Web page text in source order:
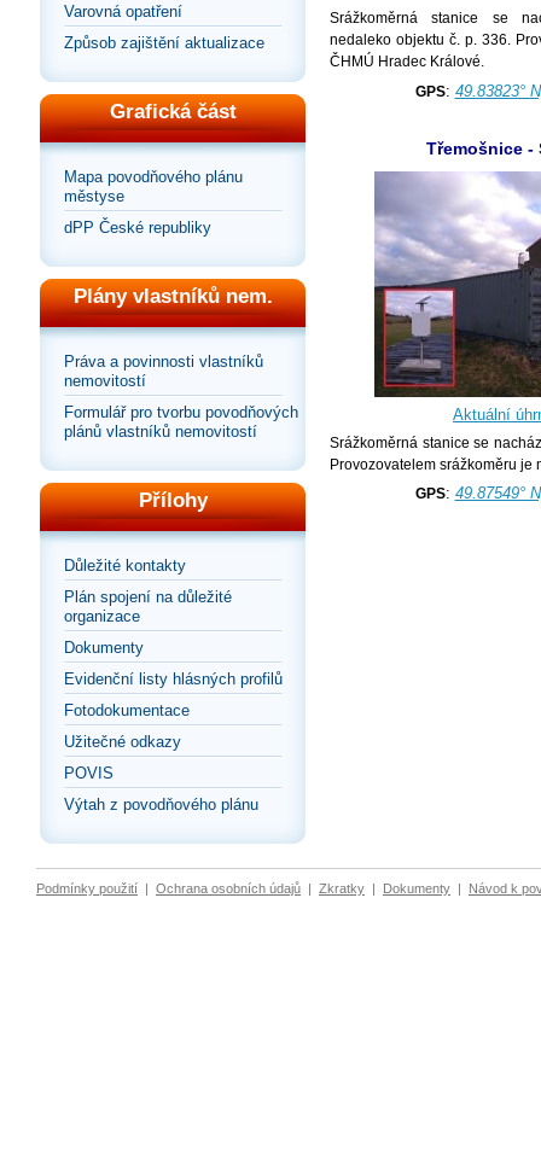
Varovná opatření
Způsob zajištění aktualizace
Grafická část
Mapa povodňového plánu
městyse
dPP České republiky
Plány vlastníků nem.
Práva a povinnosti vlastníků
nemovitostí
Formulář pro tvorbu povodňových
plánů vlastníků nemovitostí
Přílohy
Důležité kontakty
Plán spojení na důležité
organizace
Dokumenty
Evidenční listy hlásných profilů
Fotodokumentace
Užitečné odkazy
POVIS
Výtah z povodňového plánu
Srážkoměrná stanice se
nedaleko objektu č. p. 336.
ČHMÚ Hradec Králové.
GPS: 49.83823°
Třemošnice -
Aktuální
Srážkoměrná stanice se
Provozovatelem srážkoměru je
GPS: 49.87549°
Podmínky použití | Ochrana osobních údajů | Zkratky | Dokumenty | Návod k